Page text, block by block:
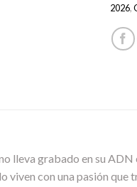
2026,
lleva grabado en su
con una pasión